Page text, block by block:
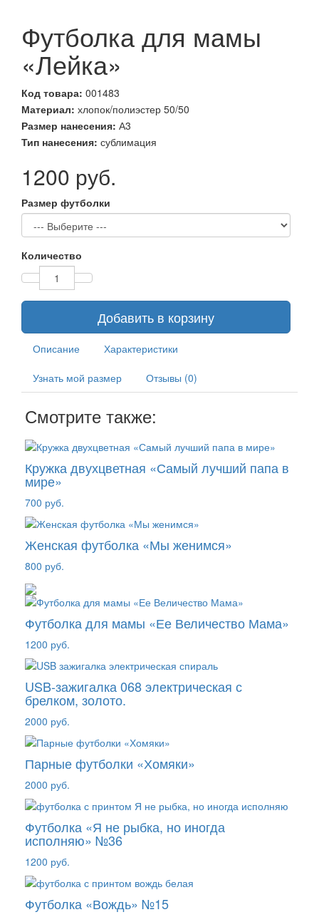
Футболка для мамы
«Лейка»
Код товара: 001483
Материал: хлопок/полиэстер 50/50
Размер нанесения: А3
Тип нанесения: сублимация
1200 руб.
Размер футболки
Количество
Добавить в корзину
Описание Характеристики
Узнать мой размер Отзывы (0)
Смотрите также:
Кружка двухцветная «Самый лучший папа в
мире»
700 руб.
Женская футболка «Мы женимся»
800 руб.
Футболка для мамы «Ее Величество Мама»
1200 руб.
USB-зажигалка 068 электрическая с
брелком, золото.
2000 руб.
Парные футболки «Хомяки»
2000 руб.
Футболка «Я не рыбка, но иногда
исполняю» №36
1200 руб.
Футболка «Вождь» №15